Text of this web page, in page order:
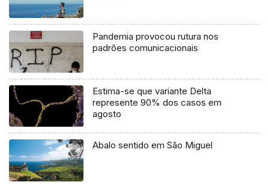
Pandemia provocou rutura nos
padrões comunicacionais
Estima-se que variante Delta
represente 90% dos casos em
agosto
Abalo sentido em São Miguel